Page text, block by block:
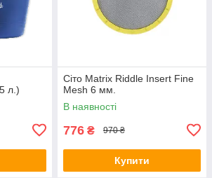
л.)
Сіто Matrix Riddle Insert Fine
Mesh 6 мм.
В наявності
776 ₴ 970 ₴
Купити